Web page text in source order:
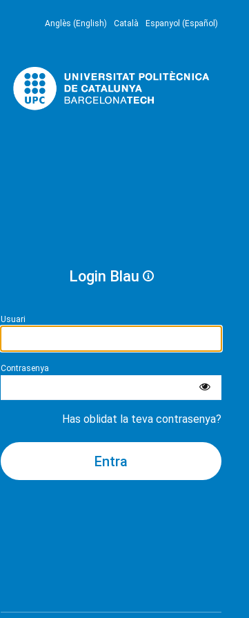
Anglès (English) Català Espanyol (Español)
Login Blau
Usuari
Contrasenya
Has oblidat la teva contrasenya?